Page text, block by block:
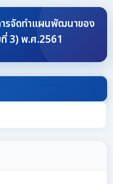
ารจัดทำแผนพัฒนาของ
3) พ.ศ.2561